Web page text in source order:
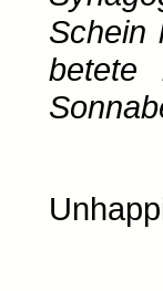
Schein